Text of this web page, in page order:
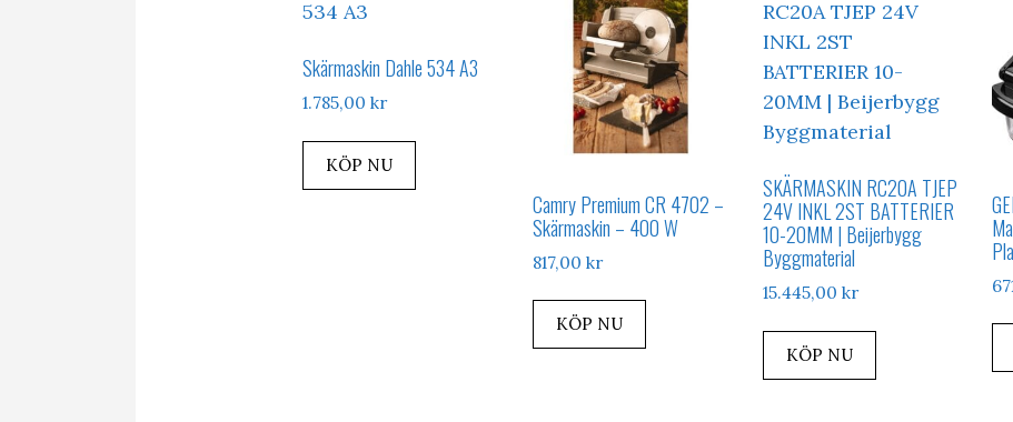
Skärmaskin Dahle 534 A3
1.785,00 kr
KÖP NU
Camry Premium CR 4702 –
Skärmaskin – 400 W
817,00 kr
KÖP NU
SKÄRMASKIN RC20A TJEP
24V INKL 2ST BATTERIER
10-20MM | Beijerbygg
Byggmaterial
15.445,00 kr
KÖP NU